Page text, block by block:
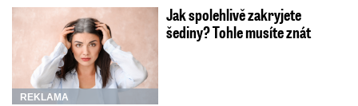
REKLAMA
Jak spolehlivě zakryjete
šediny? Tohle musíte znát